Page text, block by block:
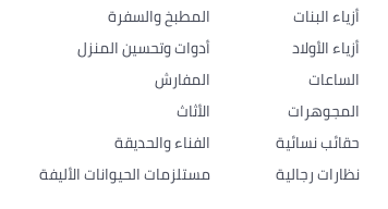
أزياء البنات
أزياء الأولاد
الساعات
المجوهرات
حقائب نسائية
نظارات رجالية
المطبخ والسفرة
أدوات وتحسين المنزل
المفارش
الأثاث
الفناء والحديقة
مستلزمات الحيوانات الأليفة